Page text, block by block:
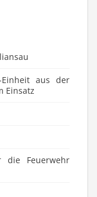
Einheit aus der
Einsatz
die Feuerwehr